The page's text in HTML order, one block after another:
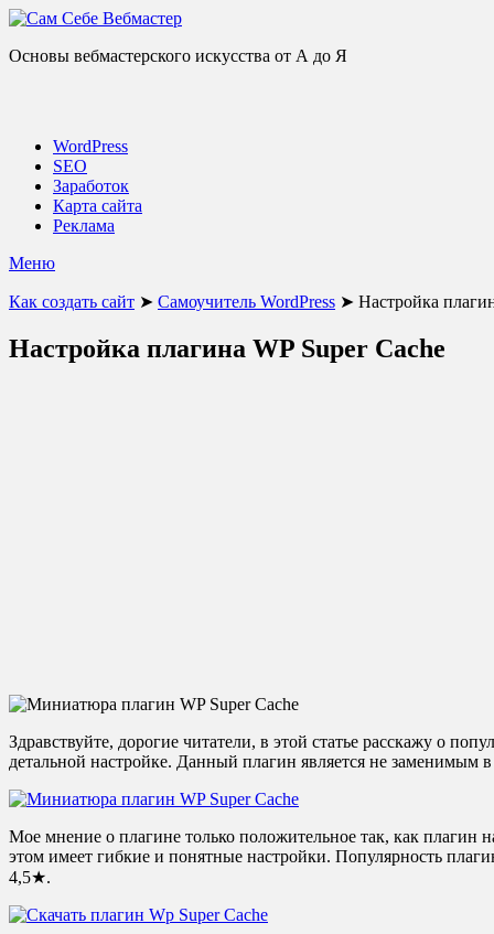
Основы вебмастерского искусства от А до Я
WordPress
SEO
Заработок
Карта сайта
Реклама
Меню
Как создать сайт ➤ Самоучитель WordPress ➤ Настройка
Настройка плагина WP Super Cache
Здравствуйте, дорогие читатели, в этой статье расскажу о
детальной настройке. Данный плагин является не заменимым в
Мое мнение о плагине только положительное так, как плагин
этом имеет гибкие и понятные настройки. Популярность
4,5★.